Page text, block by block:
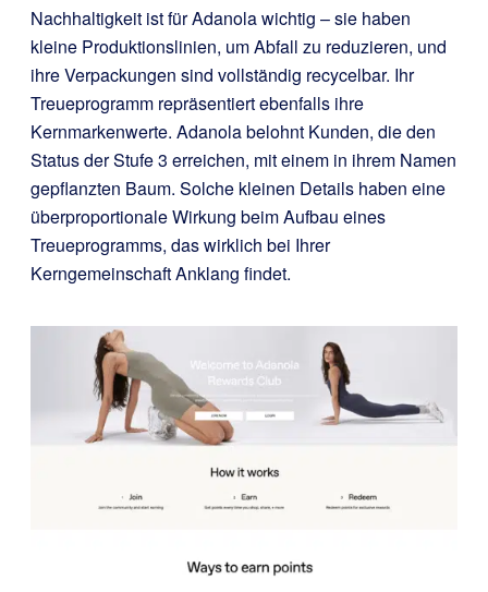
Nachhaltigkeit ist für Adanola wichtig – sie haben
kleine Produktionslinien, um Abfall zu reduzieren, und
ihre Verpackungen sind vollständig recycelbar. Ihr
Treueprogramm repräsentiert ebenfalls ihre
Kernmarkenwerte. Adanola belohnt Kunden, die den
Status der Stufe 3 erreichen, mit einem in ihrem Namen
gepflanzten Baum. Solche kleinen Details haben eine
überproportionale Wirkung beim Aufbau eines
Treueprogramms, das wirklich bei Ihrer
Kerngemeinschaft Anklang findet.